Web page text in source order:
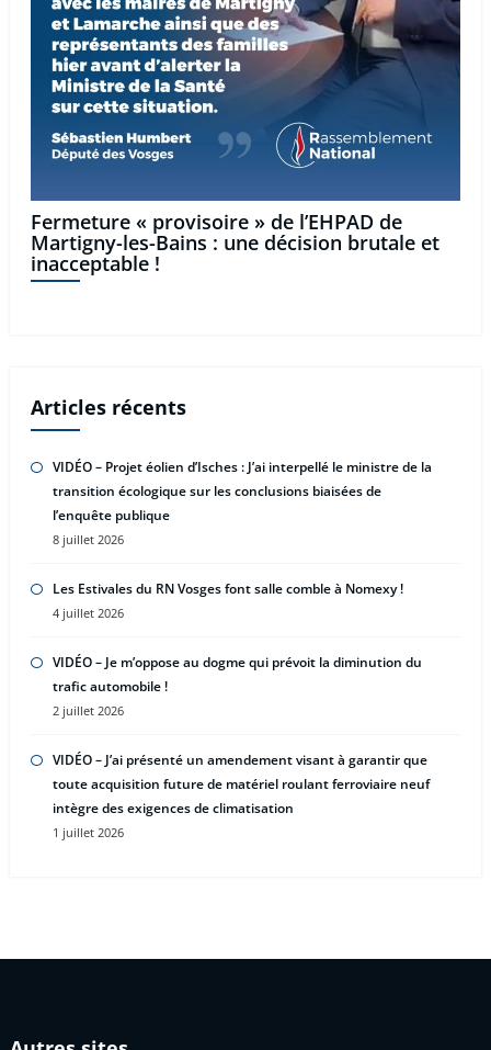
Fermeture « provisoire » de l’EHPAD de
Martigny-les-Bains : une décision brutale et
inacceptable !
Articles récents
VIDÉO – Projet éolien d’Isches : J’ai interpellé le ministre de la
transition écologique sur les conclusions biaisées de
l’enquête publique
8 juillet 2026
Les Estivales du RN Vosges font salle comble à Nomexy !
4 juillet 2026
VIDÉO – Je m’oppose au dogme qui prévoit la diminution du
trafic automobile !
2 juillet 2026
VIDÉO – J’ai présenté un amendement visant à garantir que
toute acquisition future de matériel roulant ferroviaire neuf
intègre des exigences de climatisation
1 juillet 2026